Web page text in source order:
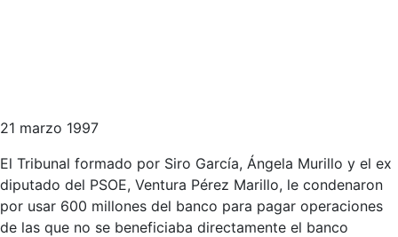
21 marzo 1997
El Tribunal formado por Siro García, Ángela Murillo y el ex
diputado del PSOE, Ventura Pérez Marillo, le condenaron
por usar 600 millones del banco para pagar operaciones
de las que no se beneficiaba directamente el banco